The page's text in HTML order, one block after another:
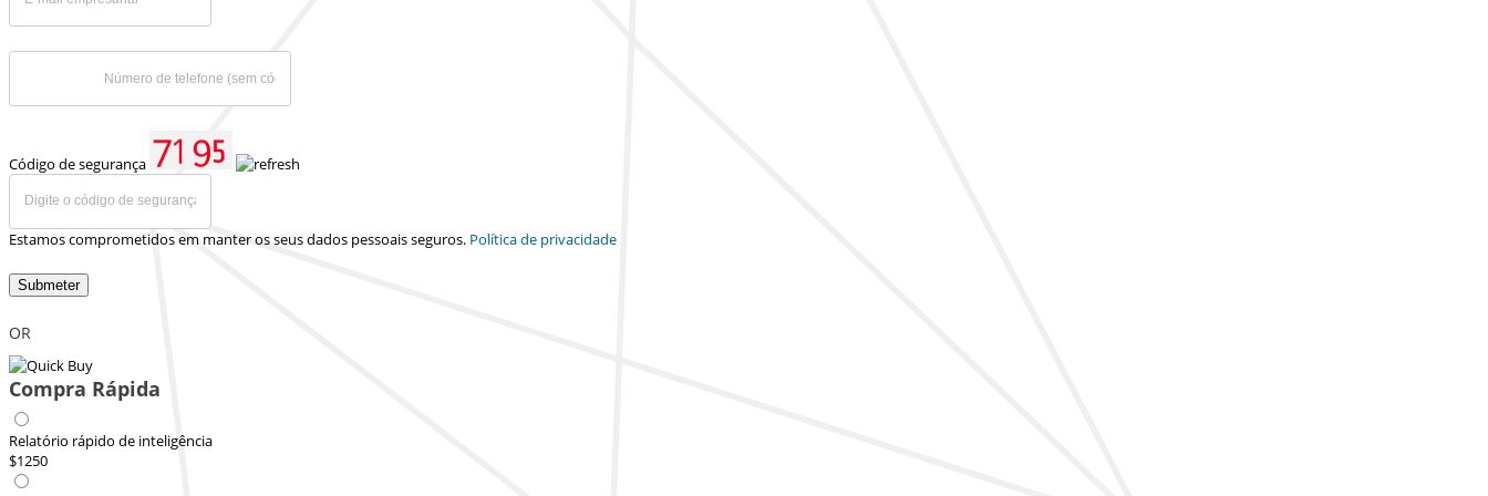
Código de segurança
Estamos comprometidos em manter os seus dados pessoais seguros. Política de privacidade
Submeter
OR
Compra Rápida
Relatório rápido de inteligência
$1250